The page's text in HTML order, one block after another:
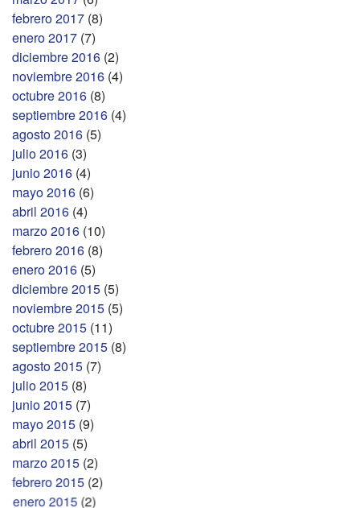
febrero 2017 (8)
enero 2017 (7)
diciembre 2016 (2)
noviembre 2016 (4)
octubre 2016 (8)
septiembre 2016 (4)
agosto 2016 (5)
julio 2016 (3)
junio 2016 (4)
mayo 2016 (6)
abril 2016 (4)
marzo 2016 (10)
febrero 2016 (8)
enero 2016 (5)
diciembre 2015 (5)
noviembre 2015 (5)
octubre 2015 (11)
septiembre 2015 (8)
agosto 2015 (7)
julio 2015 (8)
junio 2015 (7)
mayo 2015 (9)
abril 2015 (5)
marzo 2015 (2)
febrero 2015 (2)
enero 2015 (2)